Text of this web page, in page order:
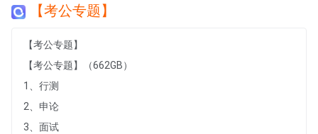
【考公专题】
【考公专题】
【考公专题】（662GB）
1、行测
2、申论
3、面试